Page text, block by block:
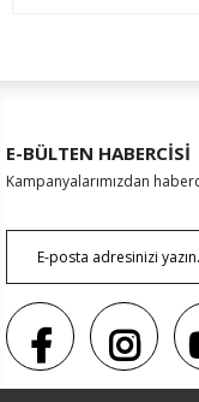
Sezon : YAZLIK
E-BÜLTEN HABERCİSİ
Kampanyalarımızdan